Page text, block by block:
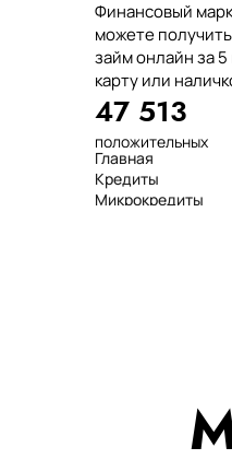
Финансовый
можете
займ онлайн за
карту или
47 513
положительных
отзывов
тенге выдано
нашим клиентам
7 минут
Главная
Кредиты
Микрокредиты